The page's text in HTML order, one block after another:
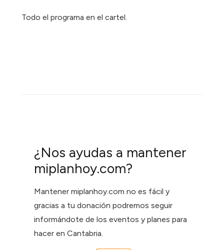
Todo el programa en el cartel.
¿Nos ayudas a mantener
miplanhoy.com?
Mantener miplanhoy.com no es fácil y
gracias a tu donación podremos seguir
informándote de los eventos y planes para
hacer en Cantabria.